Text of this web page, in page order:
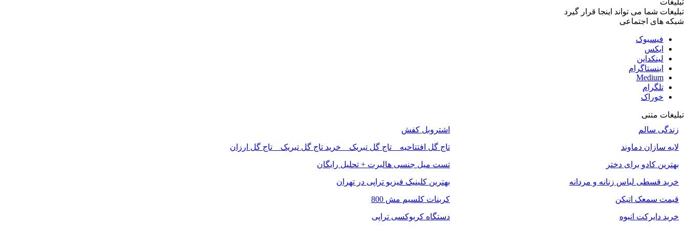
تبلیغات
تبلیغات شما می تواند اینجا قرار گیرد
شبکه های اجتماعی
فیسبوک
ایکس
لینکداین
اینستاگرام
Medium
تلگرام
خوراک
تبلیغات متنی
زندگی سالم
اشتروبل کفش
لایه سازان دماوند
تاج گل افتتاحیه _ تاج گل تبریک _ خرید تاج گل تبریک _ تاج گل ارزان
بهترین کادو برای دختر
تست میل جنسی هالبرت + تحلیل رایگان
خرید قسطی لباس زنانه و مردانه
بهترین کلینیک فیزیو تراپی در تهران
قیمت سمعک اتیکن
کربنات کلسیم مش 800
خرید دایرکت انبوه
دستگاه کربوکسی تراپی